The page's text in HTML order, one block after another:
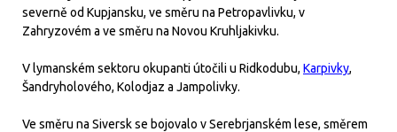
severně od Kupjansku, ve směru na Petropavlivku, v
Zahryzovém a ve směru na Novou Kruhljakivku.
V lymanském sektoru okupanti útočili u Ridkodubu, Karpivky,
Šandryholového, Kolodjaz a Jampolivky.
Ve směru na Siversk se bojovalo v Serebrjanském lese, směrem